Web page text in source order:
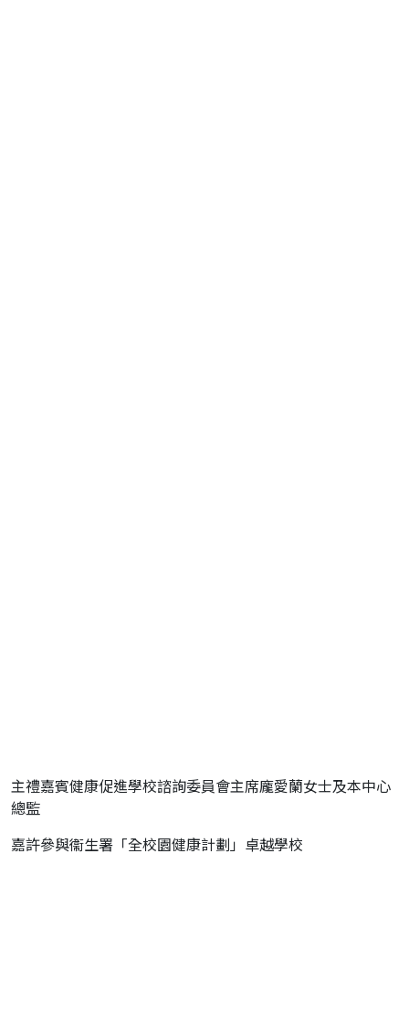
主禮嘉賓健康促進學校諮詢委員會主席龐愛蘭女士及本中心
總監
嘉許參與衞生署「全校園健康計劃」卓越學校